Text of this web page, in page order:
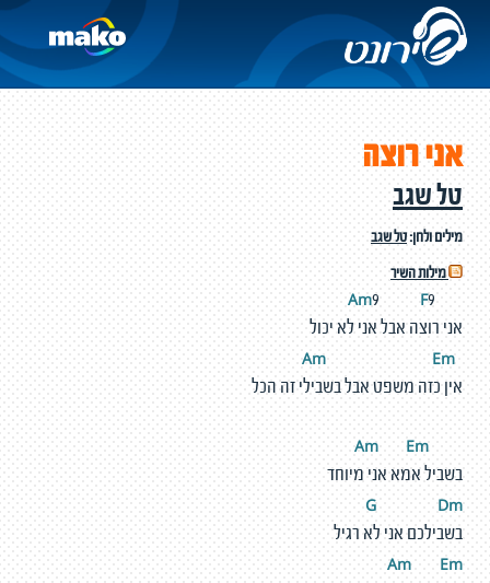
אני רוצה
טל שגב
מילים ולחן:טל שגב
מילות השיר
m9 F9
אני רוצה אבל אני לא יכול
m Em
אין כזה משפט אבל בשבילי זה הכל
m Em
בשביל אמא אני מיוחד
G Dm
בשבילכם אני לא רגיל
Am Em